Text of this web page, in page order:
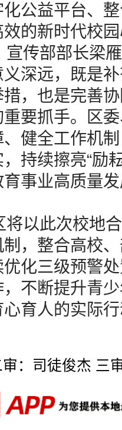
公益平台、
的新时代校
传部部长梁
深远，既是
，也是完善
要抓手。区
健全工作机
持续擦亮“励
事业高质量
以此次校地
，整合高校
化三级预警
不断提升青
育人的实际
：司徒俊杰 三